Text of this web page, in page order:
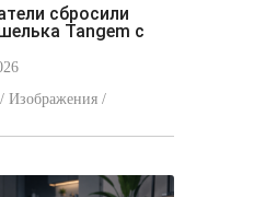
Tangem с
Изображения /
уроки